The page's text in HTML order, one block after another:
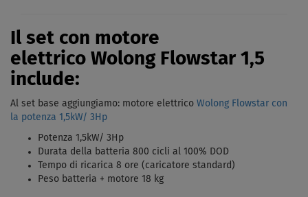
Il set con motore
elettrico Wolong Flowstar 1,5
include:
Al set base aggiungiamo: motore elettrico Wolong Flowstar con
la potenza 1,5kW/ 3Hp
Potenza 1,5kW/ 3Hp
Durata della batteria 800 cicli al 100% DOD
Tempo di ricarica 8 ore (caricatore standard)
Peso batteria + motore 18 kg